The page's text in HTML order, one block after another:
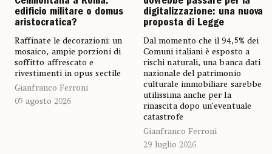
edificio militare o domus
aristocratica?
Raffinate le decorazioni: un
mosaico, ampie porzioni di
soffitto affrescato e
rivestimenti in opus sectile
Gianfranco Ferroni
05 agosto 2026
digitalizzazione: una nuova
proposta di Legge
Dal momento che il 94,5% dei
Comuni italiani è esposto a
rischi naturali, una banca dati
nazionale del patrimonio
culturale immobiliare sarebbe
utilissima anche per la
rinascita dopo un’eventuale
catastrofe
Gianfranco Ferroni
29 luglio 2026